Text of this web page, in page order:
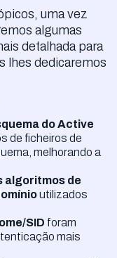
uma vez
algumas
detalhada para
lhes dedicaremos
do Active
de ficheiros de
melhorando a
algoritmos de
utilizados
SID foram
mais